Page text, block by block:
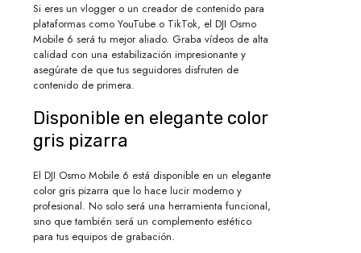
Si eres un vlogger o un creador de contenido para
plataformas como YouTube o TikTok, el DJI Osmo
Mobile 6 será tu mejor aliado. Graba vídeos de alta
calidad con una estabilización impresionante y
asegúrate de que tus seguidores disfruten de
contenido de primera.
Disponible en elegante color
gris pizarra
El DJI Osmo Mobile 6 está disponible en un elegante
color gris pizarra que lo hace lucir moderno y
profesional. No solo será una herramienta funcional,
sino que también será un complemento estético
para tus equipos de grabación.